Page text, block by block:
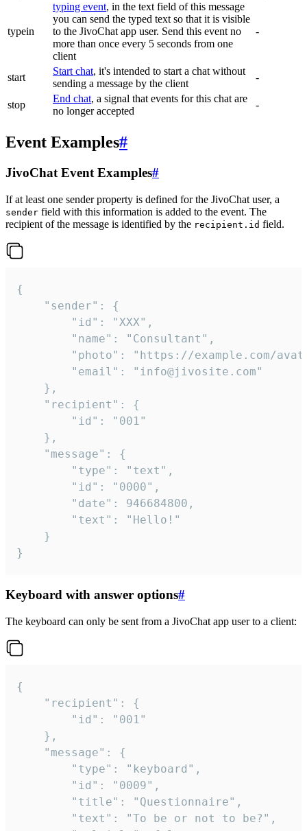
typein
typing event, in the text field of this message
you can send the typed text so that it is visible
to the JivoChat app user. Send this event no
more than once every 5 seconds from one
client
-
start
Start chat, it's intended to start a chat without
sending a message by the client
-
stop
End chat, a signal that events for this chat are
no longer accepted
-
Event Examples#
JivoChat Event Examples#
If at least one sender property is defined for the JivoChat user, a
sender field with this information is added to the event. The
recipient of the message is identified by the recipient.id field.
{
}
Keyboard with answer options#
The keyboard can only be sent from a JivoChat app user to a client:
{